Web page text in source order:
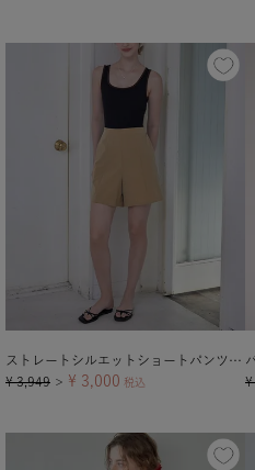
ストレートシルエットショートパンツ/水着
¥ 3,949 ＞ ¥ 3,000 税込
¥